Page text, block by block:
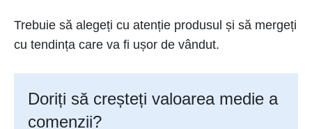
Trebuie să alegeți cu atenție produsul și să mergeți
cu tendința care va fi ușor de vândut.
Doriți să creșteți valoarea medie a
comenzii?